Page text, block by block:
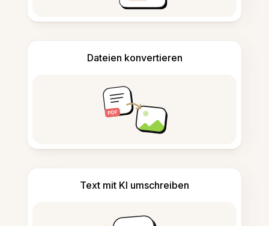
Dateien konvertieren
Text mit KI umschreiben